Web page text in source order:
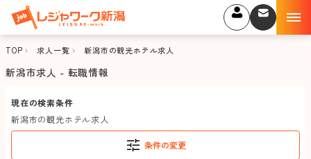
TOP 求人一覧 新潟市の観光ホテル求人
新潟市求人 - 転職情報
現在の検索条件
新潟市の観光ホテル求人
条件の変更